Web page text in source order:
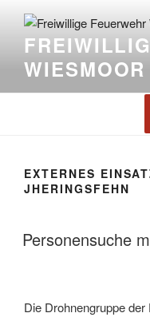
WIESMOOR
EXTERNES
JHERINGSFEHN
Personensuche
Die Drohnengruppe